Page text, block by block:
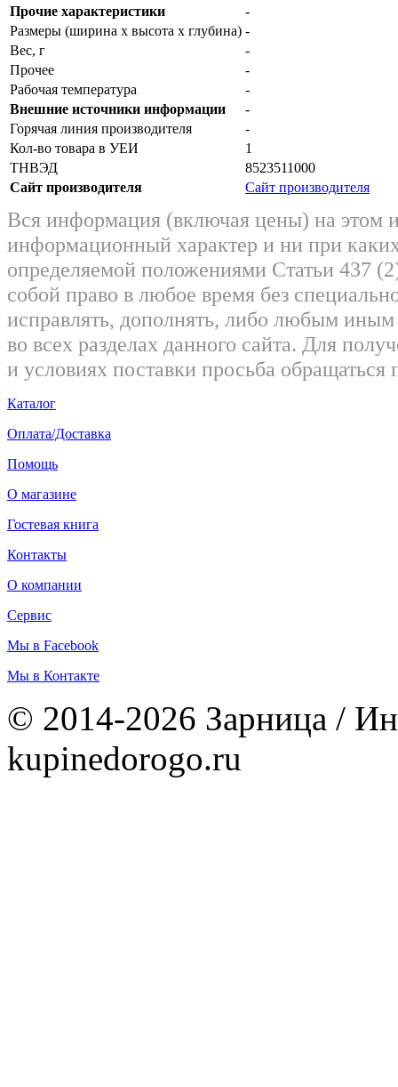
Прочие характеристики
-
Размеры (ширина x высота x глубина) -
Вес, г
-
Прочее
-
Рабочая температура
-
Внешние источники информации
-
Горячая линия производителя
-
Кол-во товара в УЕИ
1
ТНВЭД
8523511000
Сайт производителя
Сайт производителя
Вся информация (включая цены) на этом
информационный характер и ни при
определяемой положениями Статьи 437
собой право в любое время без
исправлять, дополнять, либо любым
во всех разделах данного сайта. Для
и условиях поставки просьба
Каталог
Оплата/Доставка
Помощь
О магазине
Гостевая книга
Контакты
О компании
Сервис
Мы в Facebook
Мы в Контакте
© 2014-2026 Зарница /
kupinedorogo.ru